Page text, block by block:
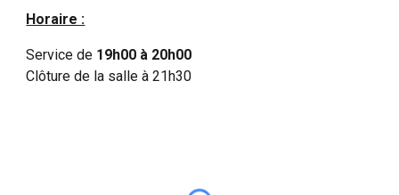
Horaire :
Service de 19h00 à 20h00
Clôture de la salle à 21h30